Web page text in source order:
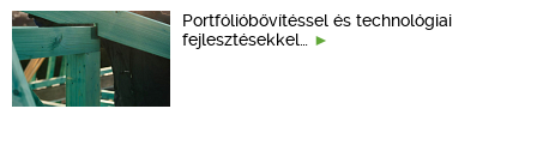
Portfólióbővítéssel és technológiai
fejlesztésekkel…